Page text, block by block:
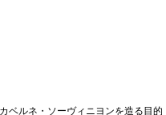
ベルネ・ソーヴィニヨンを造る目的